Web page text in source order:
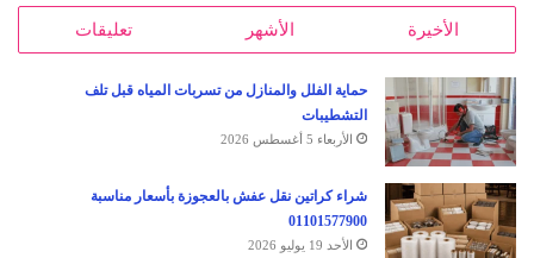
الأخيرة الأشهر تعليقات
حماية الفلل والمنازل من تسربات المياه قبل تلف
التشطيبات
الأربعاء 5 أغسطس 2026
شراء كراتين نقل عفش بالعجوزة بأسعار مناسبة
01101577900
الأحد 19 يوليو 2026